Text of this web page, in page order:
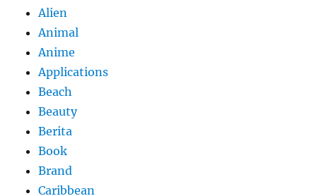
Alien
Animal
Anime
Applications
Beach
Beauty
Berita
Book
Brand
Caribbean